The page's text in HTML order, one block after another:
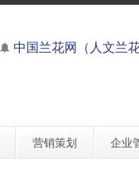
中国兰花网（人文兰花
营销策划 企业